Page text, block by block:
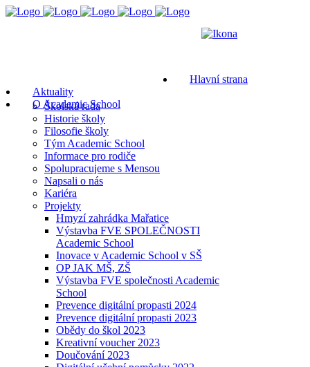
Hlavní strana
Aktuality
O Academic School
Školská rada
Historie školy
Filosofie školy
Tým Academic School
Informace pro rodiče
Spolupracujeme s Mensou
Napsali o nás
Kariéra
Projekty
Hmyzí zahrádka Mařatice
Výstavba FVE SPOLEČNOSTI
Academic School
Inovace v Academic School v SŠ
OP JAK MŠ, ZŠ
Výstavba FVE společnosti Academic
School
Prevence digitální propasti 2024
Prevence digitální propasti 2023
Obědy do škol 2023
Kreativní voucher 2023
Doučování 2023